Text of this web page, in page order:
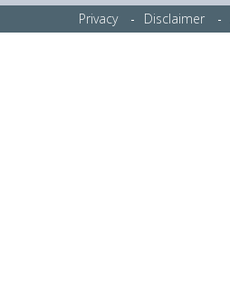
Privacy Disclaimer